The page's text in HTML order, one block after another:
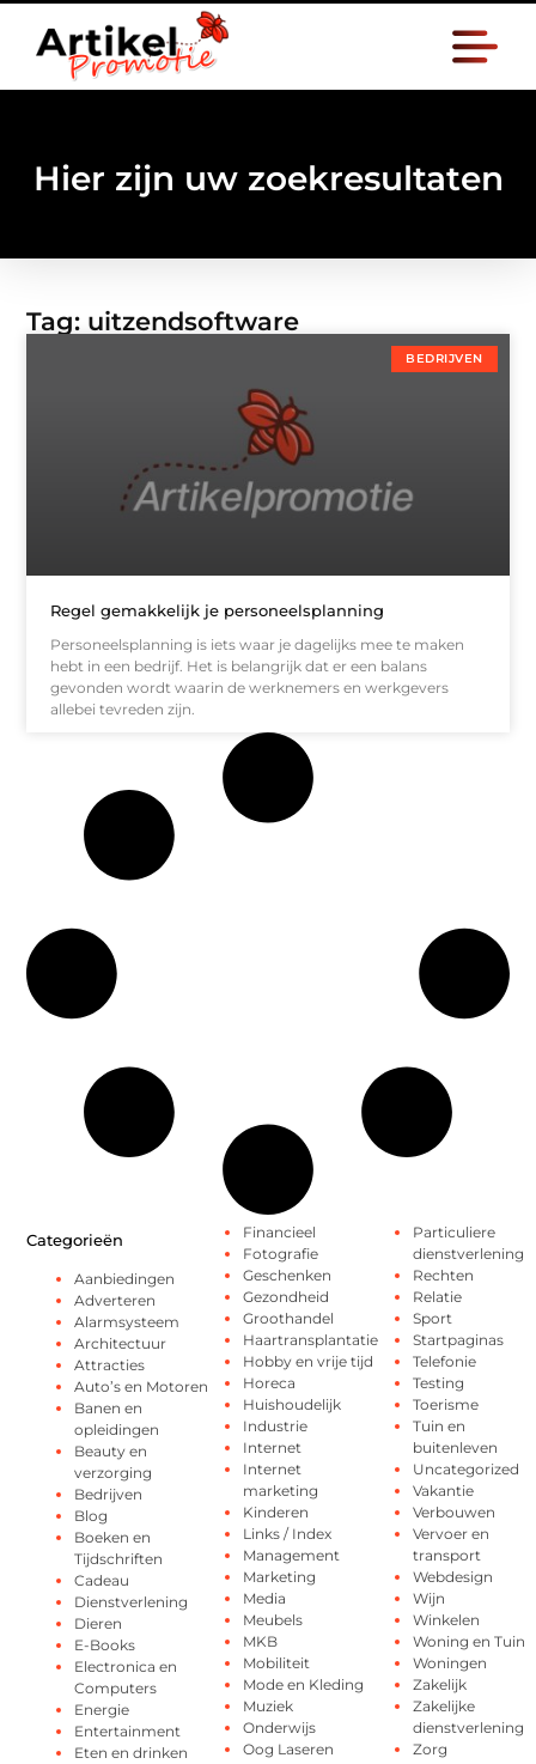
Hier zijn uw zoekresultaten
Tag: uitzendsoftware
BEDRIJVEN
Regel gemakkelijk je personeelsplanning
Personeelsplanning is iets waar je dagelijks mee te maken
hebt in een bedrijf. Het is belangrijk dat er een balans
gevonden wordt waarin de werknemers en werkgevers
allebei tevreden zijn.
Categorieën
Aanbiedingen
Adverteren
Alarmsysteem
Architectuur
Attracties
Auto’s en Motoren
Banen en
opleidingen
Beauty en
verzorging
Bedrijven
Blog
Boeken en
Tijdschriften
Cadeau
Dienstverlening
Dieren
E-Books
Electronica en
Computers
Energie
Entertainment
Eten en drinken
Financieel
Fotografie
Geschenken
Gezondheid
Groothandel
Haartransplantatie
Hobby en vrije tijd
Horeca
Huishoudelijk
Industrie
Internet
Internet
marketing
Kinderen
Links / Index
Management
Marketing
Media
Meubels
MKB
Mobiliteit
Mode en Kleding
Muziek
Onderwijs
Oog Laseren
Particuliere
dienstverlening
Rechten
Relatie
Sport
Startpaginas
Telefonie
Testing
Toerisme
Tuin en
buitenleven
Uncategorized
Vakantie
Verbouwen
Vervoer en
transport
Webdesign
Wijn
Winkelen
Woning en Tuin
Woningen
Zakelijk
Zakelijke
dienstverlening
Zorg